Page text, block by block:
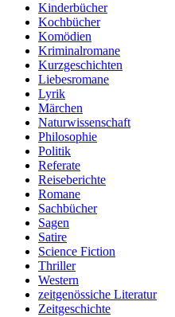
Kinderbücher
Kochbücher
Komödien
Kriminalromane
Kurzgeschichten
Liebesromane
Lyrik
Märchen
Naturwissenschaft
Philosophie
Politik
Referate
Reiseberichte
Romane
Sachbücher
Sagen
Satire
Science Fiction
Thriller
Western
zeitgenössiche Literatur
Zeitgeschichte